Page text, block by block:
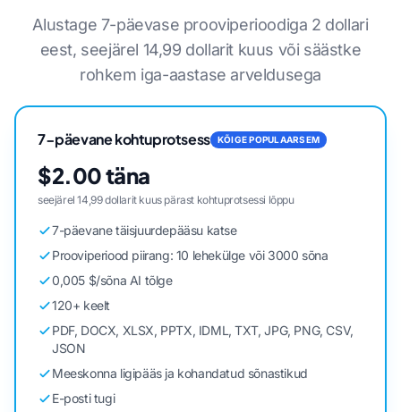
Alustage 7-päevase prooviperioodiga 2 dollari
eest, seejärel 14,99 dollarit kuus või säästke
rohkem iga-aastase arveldusega
7-päevane kohtuprotsess KÕIGE POPULAARSEM
$2.00 täna
seejärel 14,99 dollarit kuus pärast kohtuprotsessi lõppu
7-päevane täisjuurdepääsu katse
Prooviperiood piirang: 10 lehekülge või 3000 sõna
0,005 $/sõna AI tõlge
120+ keelt
PDF, DOCX, XLSX, PPTX, IDML, TXT, JPG, PNG, CSV,
JSON
Meeskonna ligipääs ja kohandatud sõnastikud
E-posti tugi